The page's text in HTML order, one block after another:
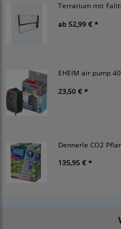
Terrarium mit
ab 52,99 € *
EHEIM air pump
23,50 € *
Dennerle CO2
135,95 € *